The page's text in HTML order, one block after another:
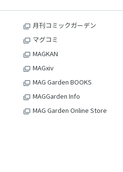
月刊コミックガーデン
マグコミ
MAGKAN
MAGxiv
MAG Garden BOOKS
MAGGarden Info
MAG Garden Online Store